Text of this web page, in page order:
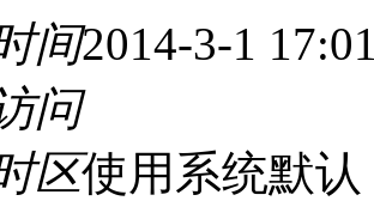
间2014-3-1
问
区使用系统默认